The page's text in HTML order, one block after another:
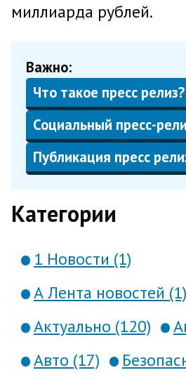
миллиарда рублей.
Важно:
Что такое пресс релиз?
Социальный пресс-
Публикация пресс
Категории
1 Новости (1)
А Лента новостей (1)
Актуально (120)
Авто (17)